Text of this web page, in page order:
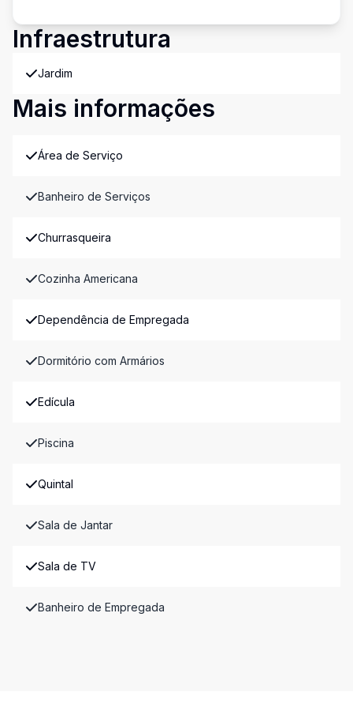
Infraestrutura
Jardim
Mais informações
Área de Serviço
Banheiro de Serviços
Churrasqueira
Cozinha Americana
Dependência de Empregada
Dormitório com Armários
Edícula
Piscina
Quintal
Sala de Jantar
Sala de TV
Banheiro de Empregada